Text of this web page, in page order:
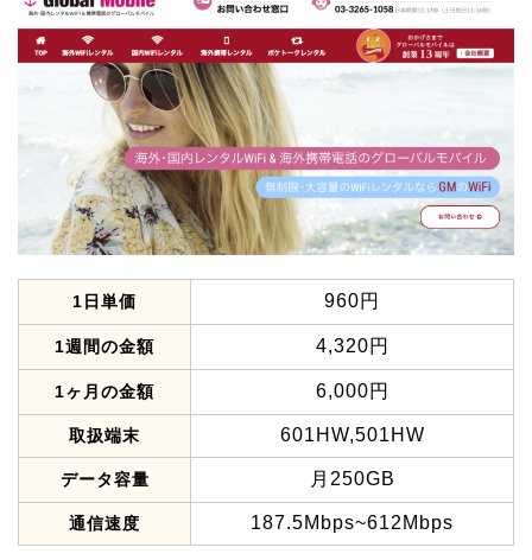
1日単価 960円
1週間の金額 4,320円
1ヶ月の金額 6,000円
取扱端末 601HW,501HW
データ容量 月250GB
通信速度 187.5Mbps~612Mbps